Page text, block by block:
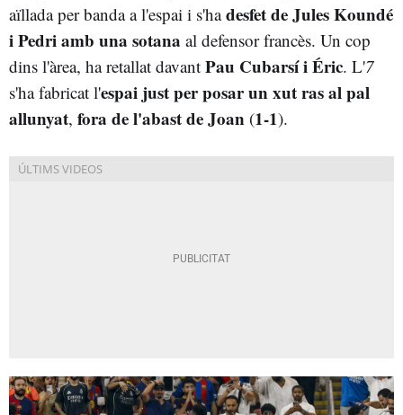
aïllada per banda a l'espai i s'hadesfet de Jules Koundé
i Pedri amb una sotana al defensor francès. Un cop
dins l'àrea, ha retallat davant Pau Cubarsí i Éric. L'7
s'ha fabricat l'espai just per posar un xut ras al pal
allunyat, fora de l'abast de Joan (1-1).